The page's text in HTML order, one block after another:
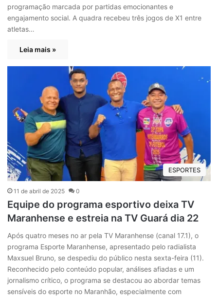
programação marcada por partidas emocionantes e
engajamento social. A quadra recebeu três jogos de X1 entre
atletas…
Leia mais »
ESPORTES
11 de abril de 2025 0
Equipe do programa esportivo deixa TV
Maranhense e estreia na TV Guará dia 22
Após quatro meses no ar pela TV Maranhense (canal 17.1), o
programa Esporte Maranhense, apresentado pelo radialista
Maxsuel Bruno, se despediu do público nesta sexta-feira (11).
Reconhecido pelo conteúdo popular, análises afiadas e um
jornalismo crítico, o programa se destacou ao abordar temas
sensíveis do esporte no Maranhão, especialmente com